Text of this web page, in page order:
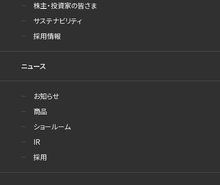
株主・投資家の皆さま
サステナビリティ
採用情報
ニュース
お知らせ
商品
ショールーム
IR
採用